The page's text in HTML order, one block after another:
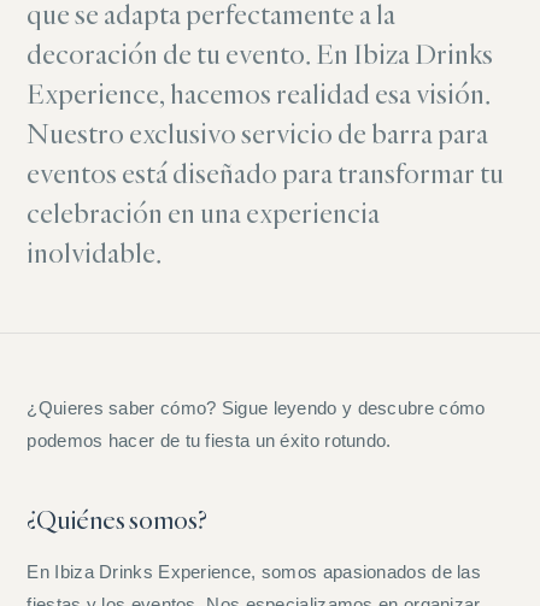
que se adapta perfectamente a la
decoración de tu evento. En Ibiza Drinks
Experience, hacemos realidad esa visión.
Nuestro exclusivo servicio de barra para
eventos está diseñado para transformar tu
celebración en una experiencia
inolvidable.
¿Quieres saber cómo? Sigue leyendo y descubre cómo
podemos hacer de tu fiesta un éxito rotundo.
¿Quiénes somos?
En Ibiza Drinks Experience, somos apasionados de las